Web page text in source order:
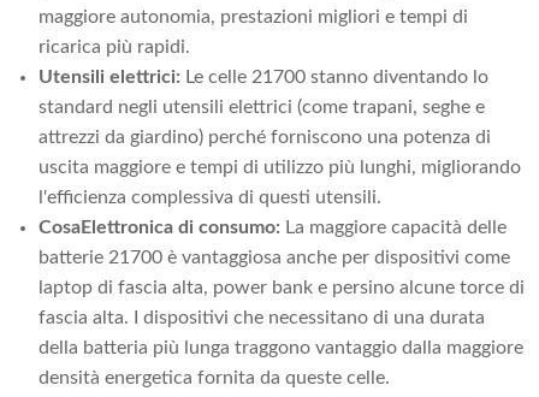
maggiore autonomia, prestazioni migliori e tempi di
ricarica più rapidi.
Utensili elettrici: Le celle 21700 stanno diventando lo
standard negli utensili elettrici (come trapani, seghe e
attrezzi da giardino) perché forniscono una potenza di
uscita maggiore e tempi di utilizzo più lunghi, migliorando
l'efficienza complessiva di questi utensili.
CosaElettronica di consumo: La maggiore capacità delle
batterie 21700 è vantaggiosa anche per dispositivi come
laptop di fascia alta, power bank e persino alcune torce di
fascia alta. I dispositivi che necessitano di una durata
della batteria più lunga traggono vantaggio dalla maggiore
densità energetica fornita da queste celle.